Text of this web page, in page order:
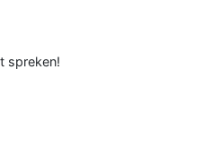
spreken!